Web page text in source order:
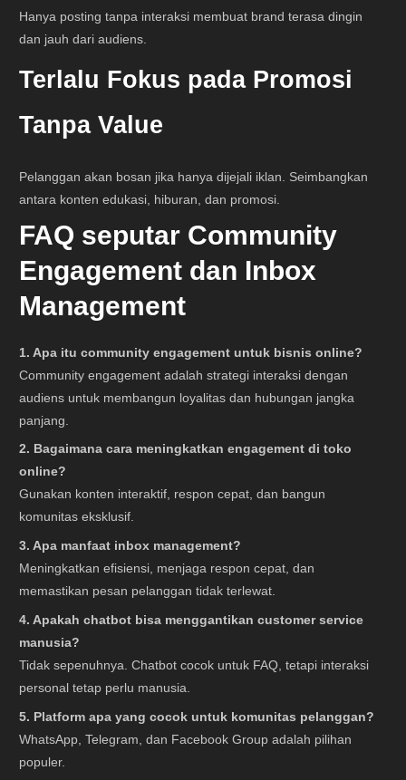
Hanya posting tanpa interaksi membuat brand terasa dingin
dan jauh dari audiens.
Terlalu Fokus pada Promosi
Tanpa Value
Pelanggan akan bosan jika hanya dijejali iklan. Seimbangkan
antara konten edukasi, hiburan, dan promosi.
FAQ seputar Community
Engagement dan Inbox
Management
1. Apa itu community engagement untuk bisnis online?
Community engagement adalah strategi interaksi dengan
audiens untuk membangun loyalitas dan hubungan jangka
panjang.
2. Bagaimana cara meningkatkan engagement di toko
online?
Gunakan konten interaktif, respon cepat, dan bangun
komunitas eksklusif.
3. Apa manfaat inbox management?
Meningkatkan efisiensi, menjaga respon cepat, dan
memastikan pesan pelanggan tidak terlewat.
4. Apakah chatbot bisa menggantikan customer service
manusia?
Tidak sepenuhnya. Chatbot cocok untuk FAQ, tetapi interaksi
personal tetap perlu manusia.
5. Platform apa yang cocok untuk komunitas pelanggan?
WhatsApp, Telegram, dan Facebook Group adalah pilihan
populer.